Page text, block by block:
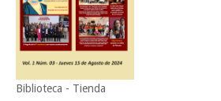
Biblioteca - Tienda